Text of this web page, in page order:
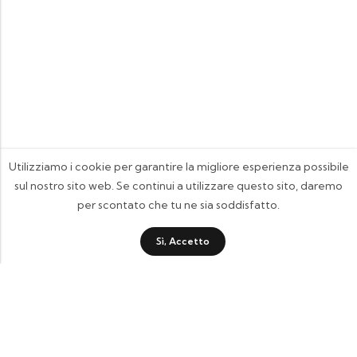
Utilizziamo i cookie per garantire la migliore esperienza possibile
sul nostro sito web. Se continui a utilizzare questo sito, daremo
per scontato che tu ne sia soddisfatto.
Sì, Accetto